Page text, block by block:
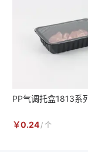
PP气调托盒1813系
￥0.24/ 个